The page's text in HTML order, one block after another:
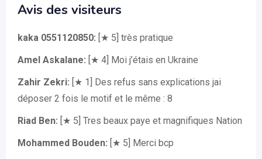
Avis des visiteurs
kaka 0551120850: [★ 5] très pratique
Amel Askalane: [★ 4] Moi j’étais en Ukraine
Zahir Zekri: [★ 1] Des refus sans explications jai
déposer 2 fois le motif et le même : 8
Riad Ben: [★ 5] Tres beaux paye et magnifiques Nation
Mohammed Bouden: [★ 5] Merci bcp